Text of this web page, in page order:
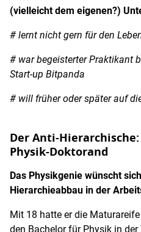
(vielleicht dem eigenen?)
# lernt nicht gern für den
# war begeisterter Praktikant
Start-up Bitpanda
# will früher oder später auf
Der Anti-
Physik-Doktorand
Das Physikgenie wünscht
Hierarchieabbau in der
Mit 18 hatte er die
den Bachelor für Physik in